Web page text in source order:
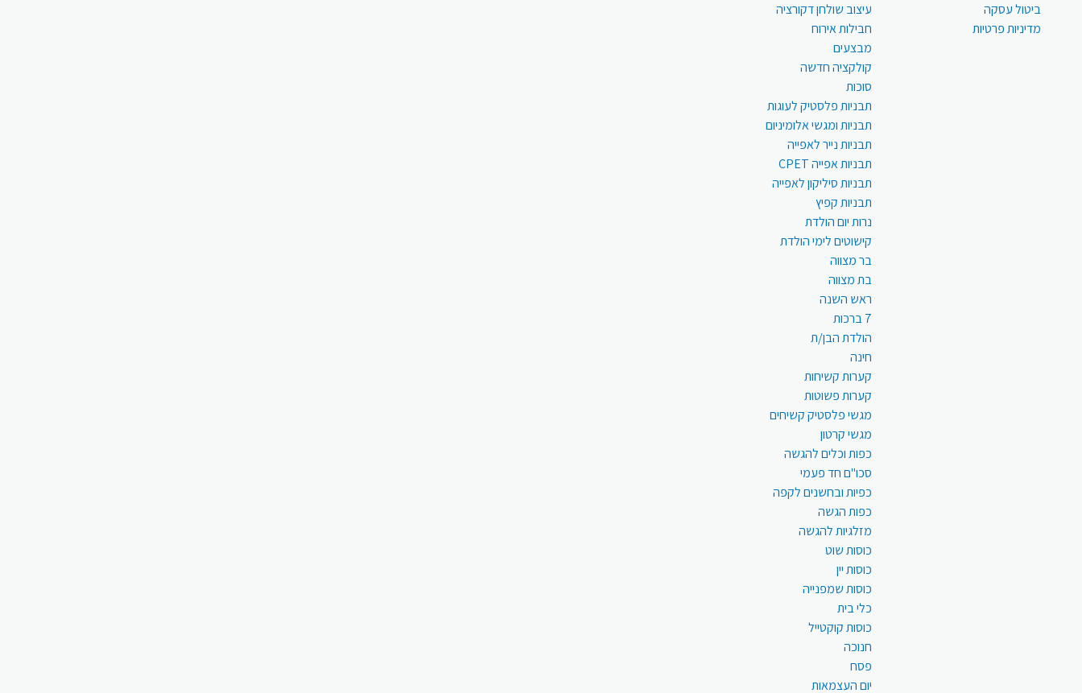
ביטול עסקה
מדיניות פרטיות
עיצוב שולחן דקורציה
חבילות אירוח
מבצעים
קולקציה חדשה
סוכות
תבניות פלסטיק לעוגות
תבניות ומגשי אלומיניום
תבניות נייר לאפייה
תבניות אפייה CPET
תבניות סיליקון לאפייה
תבניות קפיץ
נרות יום הולדת
קישוטים לימי הולדת
בר מצווה
בת מצווה
ראש השנה
7 ברכות
הולדת הבן/ת
חינה
קערות קשיחות
קערות פשוטות
מגשי פלסטיק קשיחים
מגשי קרטון
כפות וכלים להגשה
סכו"ם חד פעמי
כפיות ובחשנים לקפה
כפות הגשה
מזלגיות להגשה
כוסות שוט
כוסות יין
כוסות שמפנייה
כלי בית
כוסות קוקטייל
חנוכה
פסח
יום העצמאות